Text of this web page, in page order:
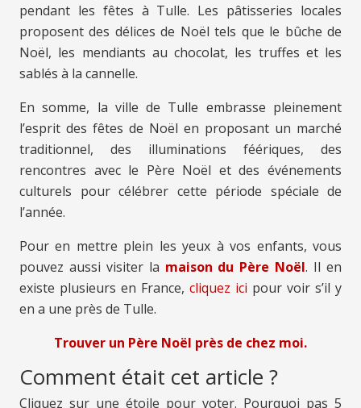
pendant les fêtes à Tulle. Les pâtisseries locales
proposent des délices de Noël tels que le bûche de
Noël, les mendiants au chocolat, les truffes et les
sablés à la cannelle.
En somme, la ville de Tulle embrasse pleinement
l’esprit des fêtes de Noël en proposant un marché
traditionnel, des illuminations féériques, des
rencontres avec le Père Noël et des événements
culturels pour célébrer cette période spéciale de
l’année.
Pour en mettre plein les yeux à vos enfants, vous
pouvez aussi visiter la maison du Père Noël. Il en
existe plusieurs en France, cliquez ici pour voir s’il y
en a une près de Tulle.
Trouver un Père Noël près de chez moi.
Comment était cet article ?
Cliquez sur une étoile pour voter. Pourquoi pas 5